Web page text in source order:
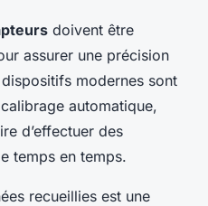
doivent être
assurer une précision
modernes sont
automatique,
d’effectuer des
temps en temps.
recueillies est une